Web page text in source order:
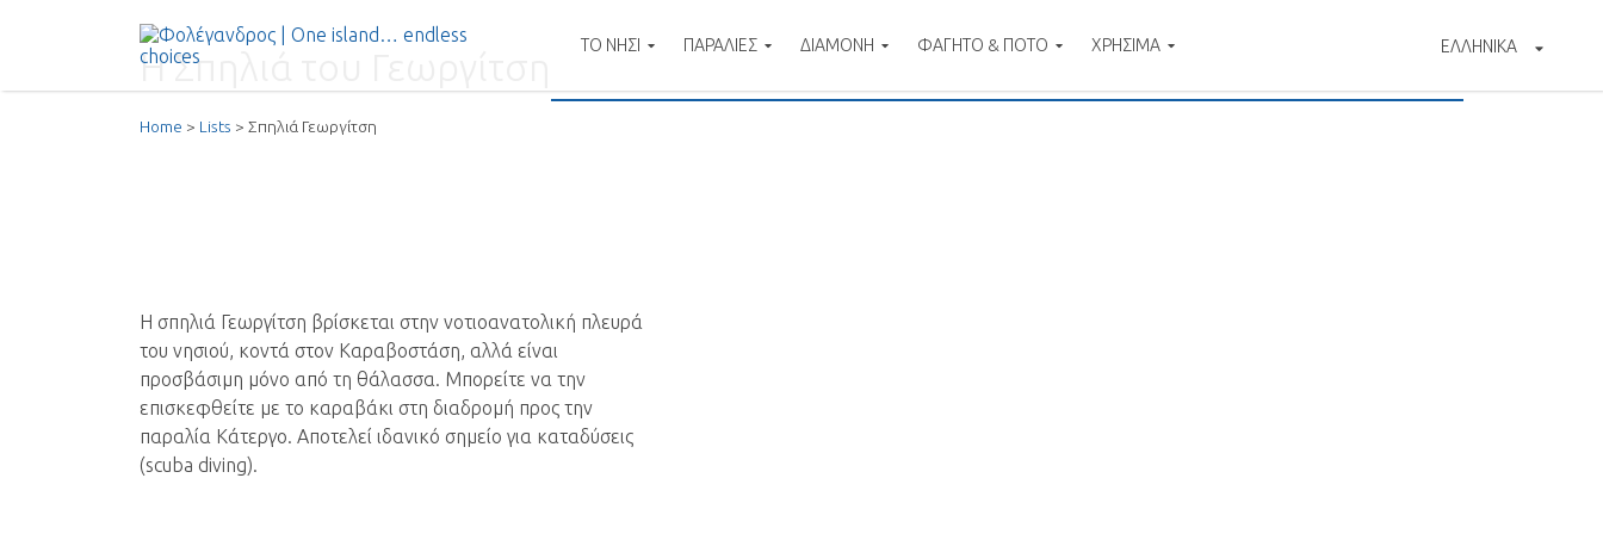
ΕΛΛΗΝΙΚΑ
Folegandros – The Αuthentic Ιsland
ΤΟ ΝΗΣΙ ΠΑΡΑΛΙΕΣ ΔΙΑΜΟΝΗ ΦΑΓΗΤΟ & ΠΟΤΟ ΧΡΗΣΙΜΑ
Αναζήτηση
για:
Η Σπηλιά του Γεωργίτση
Home Lists Σπηλιά Γεωργίτση
Η σπηλιά Γεωργίτση βρίσκεται στην νοτιοανατολική πλευρά
του νησιού, κοντά στον Καραβοστάση, αλλά είναι
προσβάσιμη μόνο από τη θάλασσα. Μπορείτε να την
επισκεφθείτε με το καραβάκι στη διαδρομή προς την
παραλία Κάτεργο. Αποτελεί ιδανικό σημείο για καταδύσεις
(scuba diving).